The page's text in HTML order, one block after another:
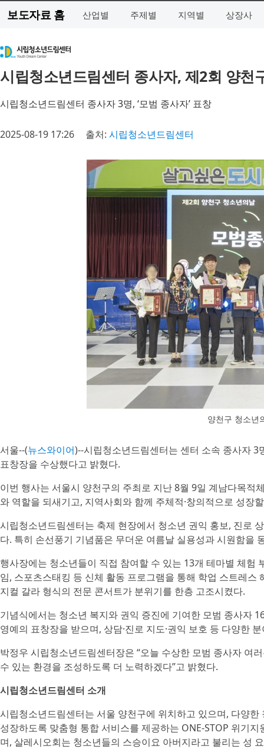
보도자료 홈 산업별 주제별 지역별 상장사
시립청소년드림센터 종사자, 제2회 양천
시립청소년드림센터 종사자 3명, ‘모범 종사자’ 표창
2025-08-19 17:26 출처: 시립청소년드림센터
양천구 청소년
서울--(뉴스와이어)--시립청소년드림센터는 센터 소속 종사자 3
표창장을 수상했다고 밝혔다.
이번 행사는 서울시 양천구의 주최로 지난 8월 9일 계남다목
와 역할을 되새기고, 지역사회와 함께 주체적·창의적으로 성
시립청소년드림센터는 축제 현장에서 청소년 권익 홍보, 진로
다. 특히 손선풍기 기념품은 무더운 여름날 실용성과 시원함을
행사장에는 청소년들이 직접 참여할 수 있는 13개 테마별 체
임, 스포츠스태킹 등 신체 활동 프로그램을 통해 학업 스트레스
지컬 갈라 형식의 전문 콘서트가 분위기를 한층 고조시켰다.
기념식에서는 청소년 복지와 권익 증진에 기여한 모범 종사자
영예의 표창장을 받으며, 상담·진로 지도·권익 보호 등 다양한
박정우 시립청소년드림센터장은 “오늘 수상한 모범 종사자 여
수 있는 환경을 조성하도록 더 노력하겠다”고 밝혔다.
시립청소년드림센터 소개
시립청소년드림센터는 서울 양천구에 위치하고 있으며, 다양
성장하도록 맞춤형 통합 서비스를 제공하는 ONE-STOP 위기
며, 살레시오회는 청소년들의 스승이요 아버지라고 불리는 성